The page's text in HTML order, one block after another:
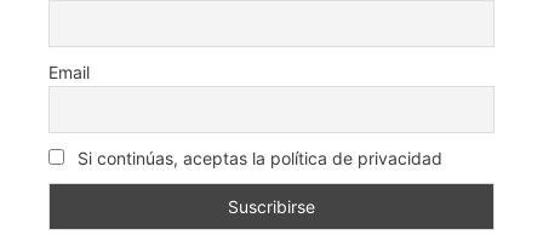
Email
Si continúas, aceptas la política de privacidad